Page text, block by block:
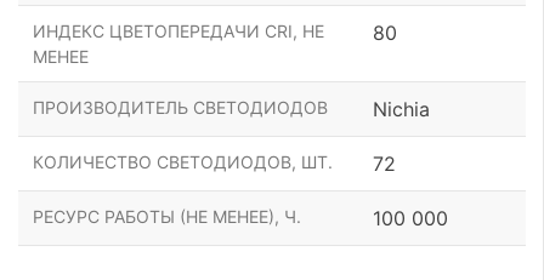
ИНДЕКС ЦВЕТОПЕРЕДАЧИ CRI, НЕ
МЕНЕЕ
80
ПРОИЗВОДИТЕЛЬ СВЕТОДИОДОВ Nichia
КОЛИЧЕСТВО СВЕТОДИОДОВ, ШТ. 72
РЕСУРС РАБОТЫ (НЕ МЕНЕЕ), Ч. 100 000